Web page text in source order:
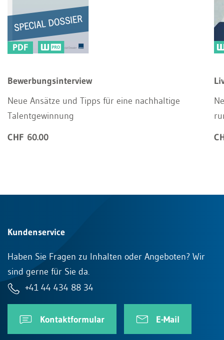
PDF
Bewerbungsinterview
Neue Ansätze und Tipps für eine nachhaltige
Talentgewinnung
CHF 60.00
Kundenservice
Haben Sie Fragen zu Inhalten oder Angeboten? Wir
sind gerne für Sie da.
+41 44 434 88 34
Kontaktformular E-Mail